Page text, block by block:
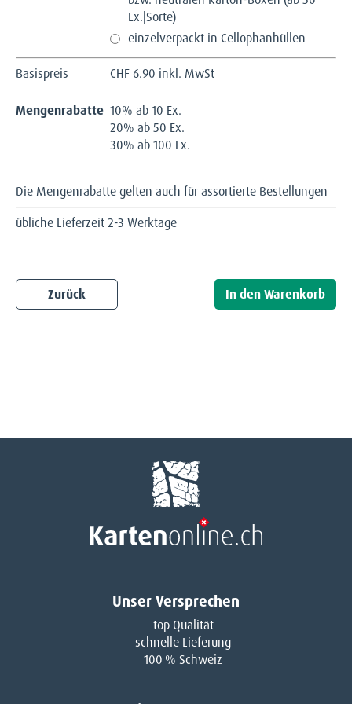
Ex.|Sorte)
einzelverpackt in Cellophanhüllen
Basispreis CHF 6.90 inkl. MwSt
Mengenrabatte 10% ab 10 Ex.
20% ab 50 Ex.
30% ab 100 Ex.
Die Mengenrabatte gelten auch für assortierte Bestellungen
übliche Lieferzeit 2-3 Werktage
Zurück
Unser Versprechen
top Qualität
schnelle Lieferung
100 % Schweiz